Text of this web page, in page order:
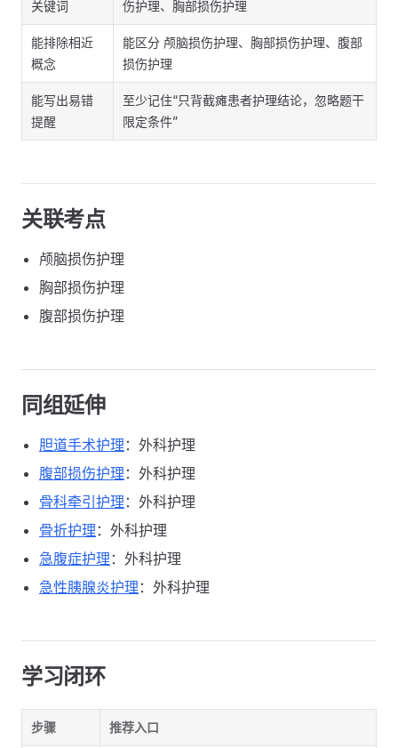
关键词 伤护理、胸部损伤护理
能排除相近
概念
能区分 颅脑损伤护理、胸部损伤护理、腹部
损伤护理
能写出易错
提醒
至少记住“只背截瘫患者护理结论，忽略题干
限定条件”
关联考点
颅脑损伤护理
胸部损伤护理
腹部损伤护理
同组延伸
胆道手术护理 ：外科护理
腹部损伤护理 ：外科护理
骨科牵引护理 ：外科护理
骨折护理 ：外科护理
急腹症护理 ：外科护理
急性胰腺炎护理 ：外科护理
学习闭环
步骤 推荐入口